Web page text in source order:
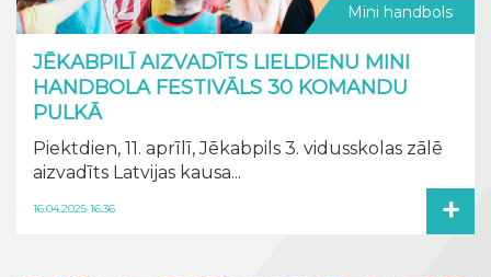
Mini handbols
JĒKABPILĪ AIZVADĪTS LIELDIENU MINI
HANDBOLA FESTIVĀLS 30 KOMANDU
PULKĀ
Piektdien, 11. aprīlī, Jēkabpils 3. vidusskolas zālē
aizvadīts Latvijas kausa...
16.04.2025 16:36 +